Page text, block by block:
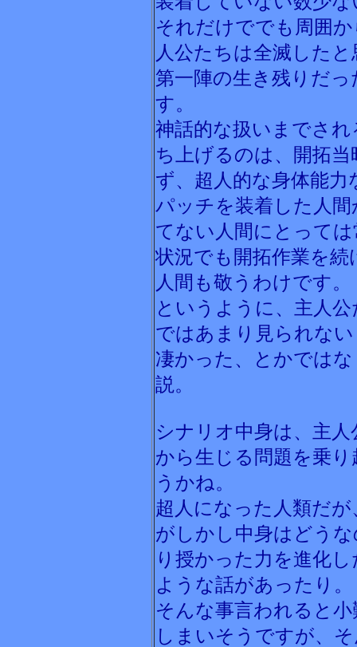
それだけででも周囲
人公たちは全滅した
第一陣の生き残りだ
す。
神話的な扱いまでさ
ち上げるのは、開拓
ず、超人的な身体能
パッチを装着した人
てない人間にとって
状況でも開拓作業を
人間も敬うわけです。
というように、主人
ではあまり見られな
凄かった、とかでは
説。
シナリオ中身は、主
から生じる問題を乗
うかね。
超人になった人類だ
がしかし中身はどう
り授かった力を進化
ような話があったり。
そんな事言われると
しまいそうですが、